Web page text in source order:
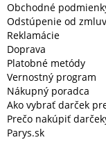
Obchodné
Odstúpenie od
Reklamácie
Doprava
Platobné metódy
Vernostný program
Nákupný poradca
Ako vybrať darček
Prečo nakúpiť
Parys.sk